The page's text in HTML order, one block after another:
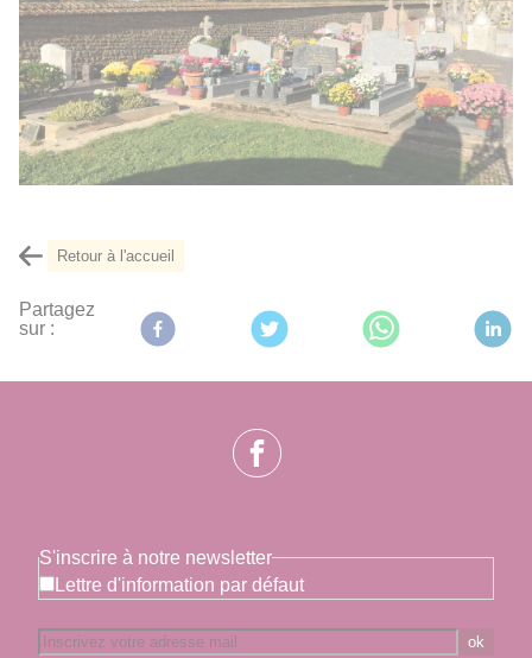
Retour à l'accueil
Partagez
sur :
S'inscrire à notre newsletter
Lettre d'information par défaut
ok